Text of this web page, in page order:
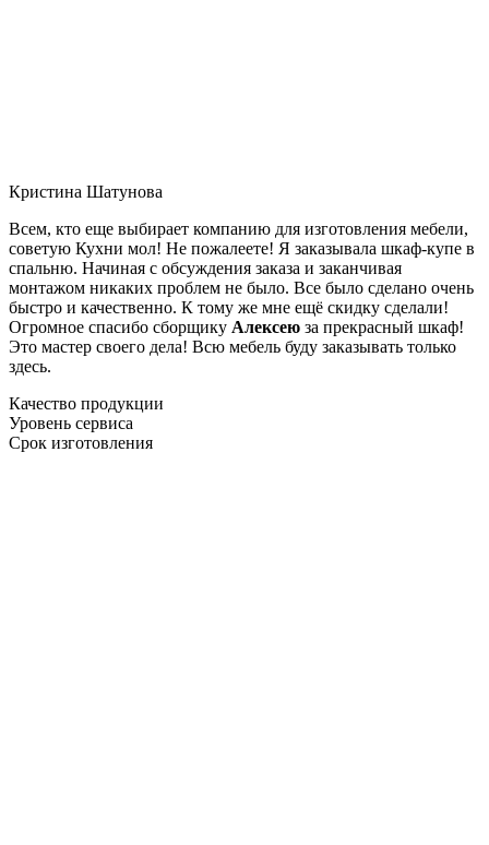
Кристина Шатунова
Всем, кто еще выбирает компанию для изготовления мебели,
советую Кухни мол! Не пожалеете! Я заказывала шкаф-купе в
спальню. Начиная с обсуждения заказа и заканчивая
монтажом никаких проблем не было. Все было сделано очень
быстро и качественно. К тому же мне ещё скидку сделали!
Огромное спасибо сборщику Алексею за прекрасный шкаф!
Это мастер своего дела! Всю мебель буду заказывать только
здесь.
Качество продукции
Уровень сервиса
Срок изготовления